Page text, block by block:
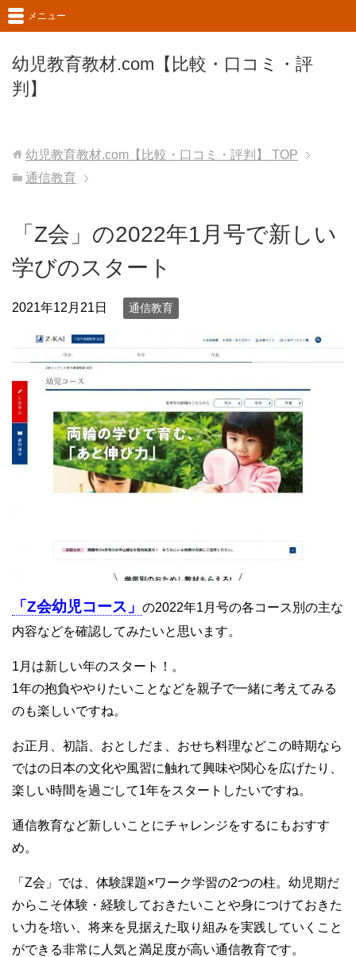
幼児教育教材.com【比較・口コミ・評
判】
メニュー
幼児教育教材.com【比較・口コミ・評判】
TOP
通信教育
「Z会」の2022年1月号で新しい
学びのスタート
2021年12月21日 通信教育
「Z会幼児コース」 の2022年1月号の各コース別の主な
内容などを確認してみたいと思います。
1月は新しい年のスタート！。
1年の抱負ややりたいことなどを親子で一緒に考えてみる
のも楽しいですね。
お正月、初詣、おとしだま、おせち料理などこの時期なら
ではの日本の文化や風習に触れて興味や関心を広げたり、
楽しい時間を過ごして1年をスタートしたいですね。
通信教育など新しいことにチャレンジをするにもおすす
め。
「Z会」では、体験課題×ワーク学習の2つの柱。幼児期だ
からこそ体験・経験しておきたいことや身につけておきた
い力を培い、将来を見据えた取り組みを実践していくこと
ができる非常に人気と満足度が高い通信教育です。